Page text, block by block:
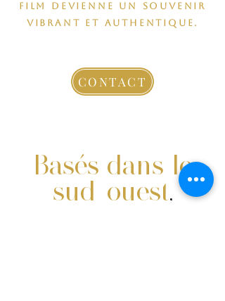
film devienne un souvenir
vibrant et authentique.
CONTACT
Basés dans le
sud-ouest,